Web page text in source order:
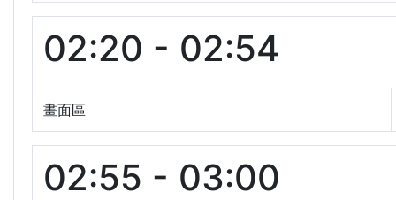
02:20 - 02:54
畫面區
02:55 - 03:00